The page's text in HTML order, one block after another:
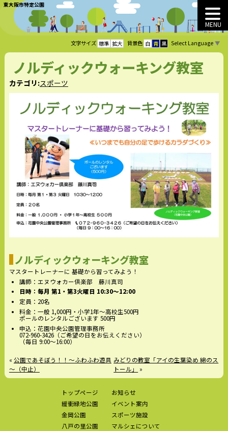
東大阪市特定公園
MENU
文字サイズ 標準 拡大 背景色 白 青 黒 Select Language ▼
ノルディックウォーキング教室
カテゴリ:スポーツ
ノルディックウォーキング教室
マスタートレーナーに 基礎から習ってみよう！
講師：エヌウォカー倶楽部 藤川真司
日時：毎月 第1・第3火曜日 10:30～12:00
定員：20名
料金：一般 1,000円・小学1年～高校生500円
ポールのレンタルございます 500円
申込：花園中央公園管理事務所
072-960-3426（ご希望の日をお伝えください）
（毎日 9:00～16:00）
« 公園であそぼう！！～ふわふわ遊具
～（中止）
みどりの教室「アイの生葉染め 綿のス
トール」
»
トップページ
緩衝緑地公園
金岡公園
八戸の里公園
お知らせ
イベント案内
スポーツ施設
マルシェについて